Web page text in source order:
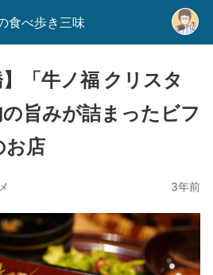
食べ歩き三味
】「牛ノ福 クリスタ
旨みが詰まったビフ
お店
3年前